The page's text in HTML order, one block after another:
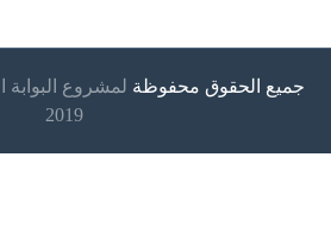
جميع الحقوق محفوظة لمشروع البوابة
2019